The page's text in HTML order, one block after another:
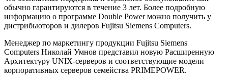
обычно гарантируются в течение 3 лет. Более подробную
информацию о программе Double Power можно получить у
дистрибьюторов и дилеров Fujitsu Siemens Computers.
Менеджер по маркетингу продукции Fujitsu Siemens
Computers Николай Умнов представил новую Расширенную
Архитектуру UNIX-серверов и соответствующие модели
корпоративных серверов семейства PRIMEPOWER.